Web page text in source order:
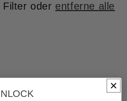
Filter oder entferne alle